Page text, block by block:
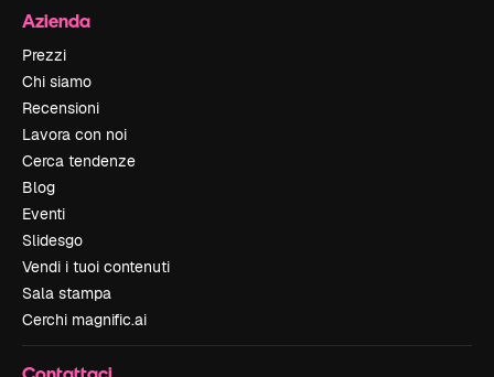
Azienda
Prezzi
Chi siamo
Recensioni
Lavora con noi
Cerca tendenze
Blog
Eventi
Slidesgo
Vendi i tuoi contenuti
Sala stampa
Cerchi magnific.ai